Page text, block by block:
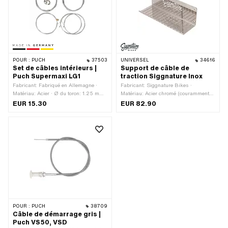
POUR : PUCH 37503
Set de câbles intérieurs |
Puch Supermaxi LG1
Fabricant: Fabriqué en Allemagne ·
Matériau: Acier · Ø du toron: 1.25 mm ·
Ø du toron: 1.5 mm · Ø du toron: 1.8
(transversal) · Forme du mamelon:
ampoules · Longueur totale: 1600 mm ·
Longueur totale: 2200 mm
EUR 15.30
UNIVERSEL 34616
Support de câble de
traction Siggnature Inox
Fabricant: Siggnature Bikes ·
Matériau: Acier chromé (couramment
appelé Nirosta) · Couleur:
EUR 82.90
POUR : PUCH 38709
Câble de démarrage gris |
Puch VS50, VSD